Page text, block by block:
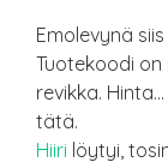
Emolevynä
Tuotekoodi on
revikka.
tätä.
Hiiri löytyi,